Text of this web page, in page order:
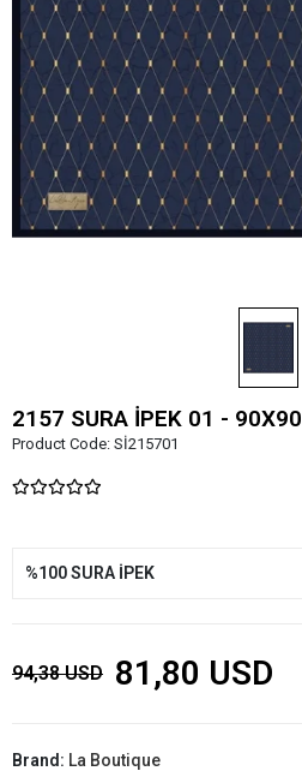
2157 SURA İPEK 01 - 90X90
Product Code: Sİ215701
%100 SURA İPEK
94,38 USD 81,80 USD
Brand: La Boutique